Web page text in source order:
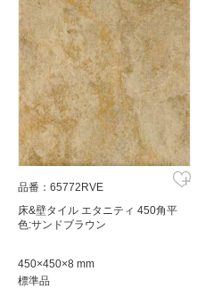
品番：65772RVE
床&壁タイル エタニティ 450角平
色:サンドブラウン
450×450×8 mm
標準品